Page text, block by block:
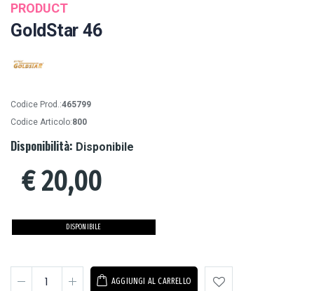
PRODUCT
GoldStar 46
Codice Prod.:465799
Codice Articolo:800
Disponibilità: Disponibile
€20,00
DISPONIBILE
AGGIUNGI AL CARRELLO